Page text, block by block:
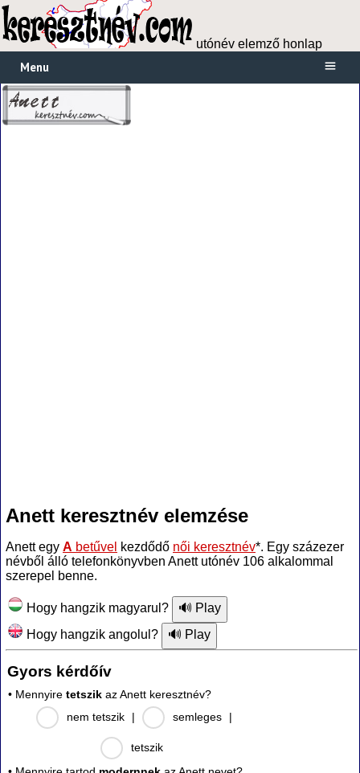
utónév elemző honlap
Menu
Anett keresztnév elemzése
Anett egy A betűvel kezdődő női keresztnév*. Egy százezer
névből álló telefonkönyvben Anett utónév 106 alkalommal
szerepel benne.
Hogy hangzik magyarul?
Hogy hangzik angolul?
Gyors kérdőív
• Mennyire tetszik az Anett keresztnév?
nem tetszik
| semleges |
tetszik